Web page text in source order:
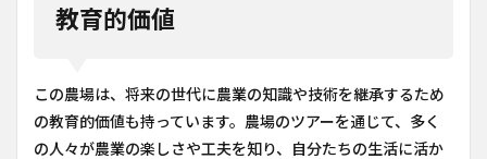
教育的価値
この農場は、将来の世代に農業の知識や技術を継承するため
の教育的価値も持っています。農場のツアーを通じて、多く
の人々が農業の楽しさや工夫を知り、自分たちの生活に活か